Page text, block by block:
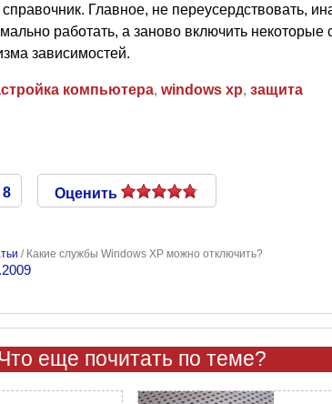
Главное, не переусердствовать,
работать, а заново включить некоторые
зависимостей.
компьютера, windows xp, защита
Оценить
/ Какие службы Windows XP можно отключить?
еще почитать по теме?